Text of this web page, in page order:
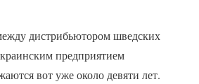
дистрибьютором шведских
предприятием
вот уже около девяти лет.